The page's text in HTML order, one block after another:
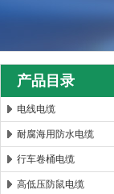
安徽康泰电
产品目录
电线电缆
耐腐海用防水电缆
行车卷桶电缆
高低压防鼠电缆